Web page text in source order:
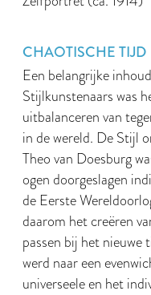
CHAOTISCHE TIJD
Een belangrijke
Stijlkunstenaars was
uitbalanceren van
in de wereld. De Stijl
Theo van Doesburg
ogen doorgeslagen
de Eerste
daarom het creëren
passen bij het nieuwe
werd naar een
universeele en het